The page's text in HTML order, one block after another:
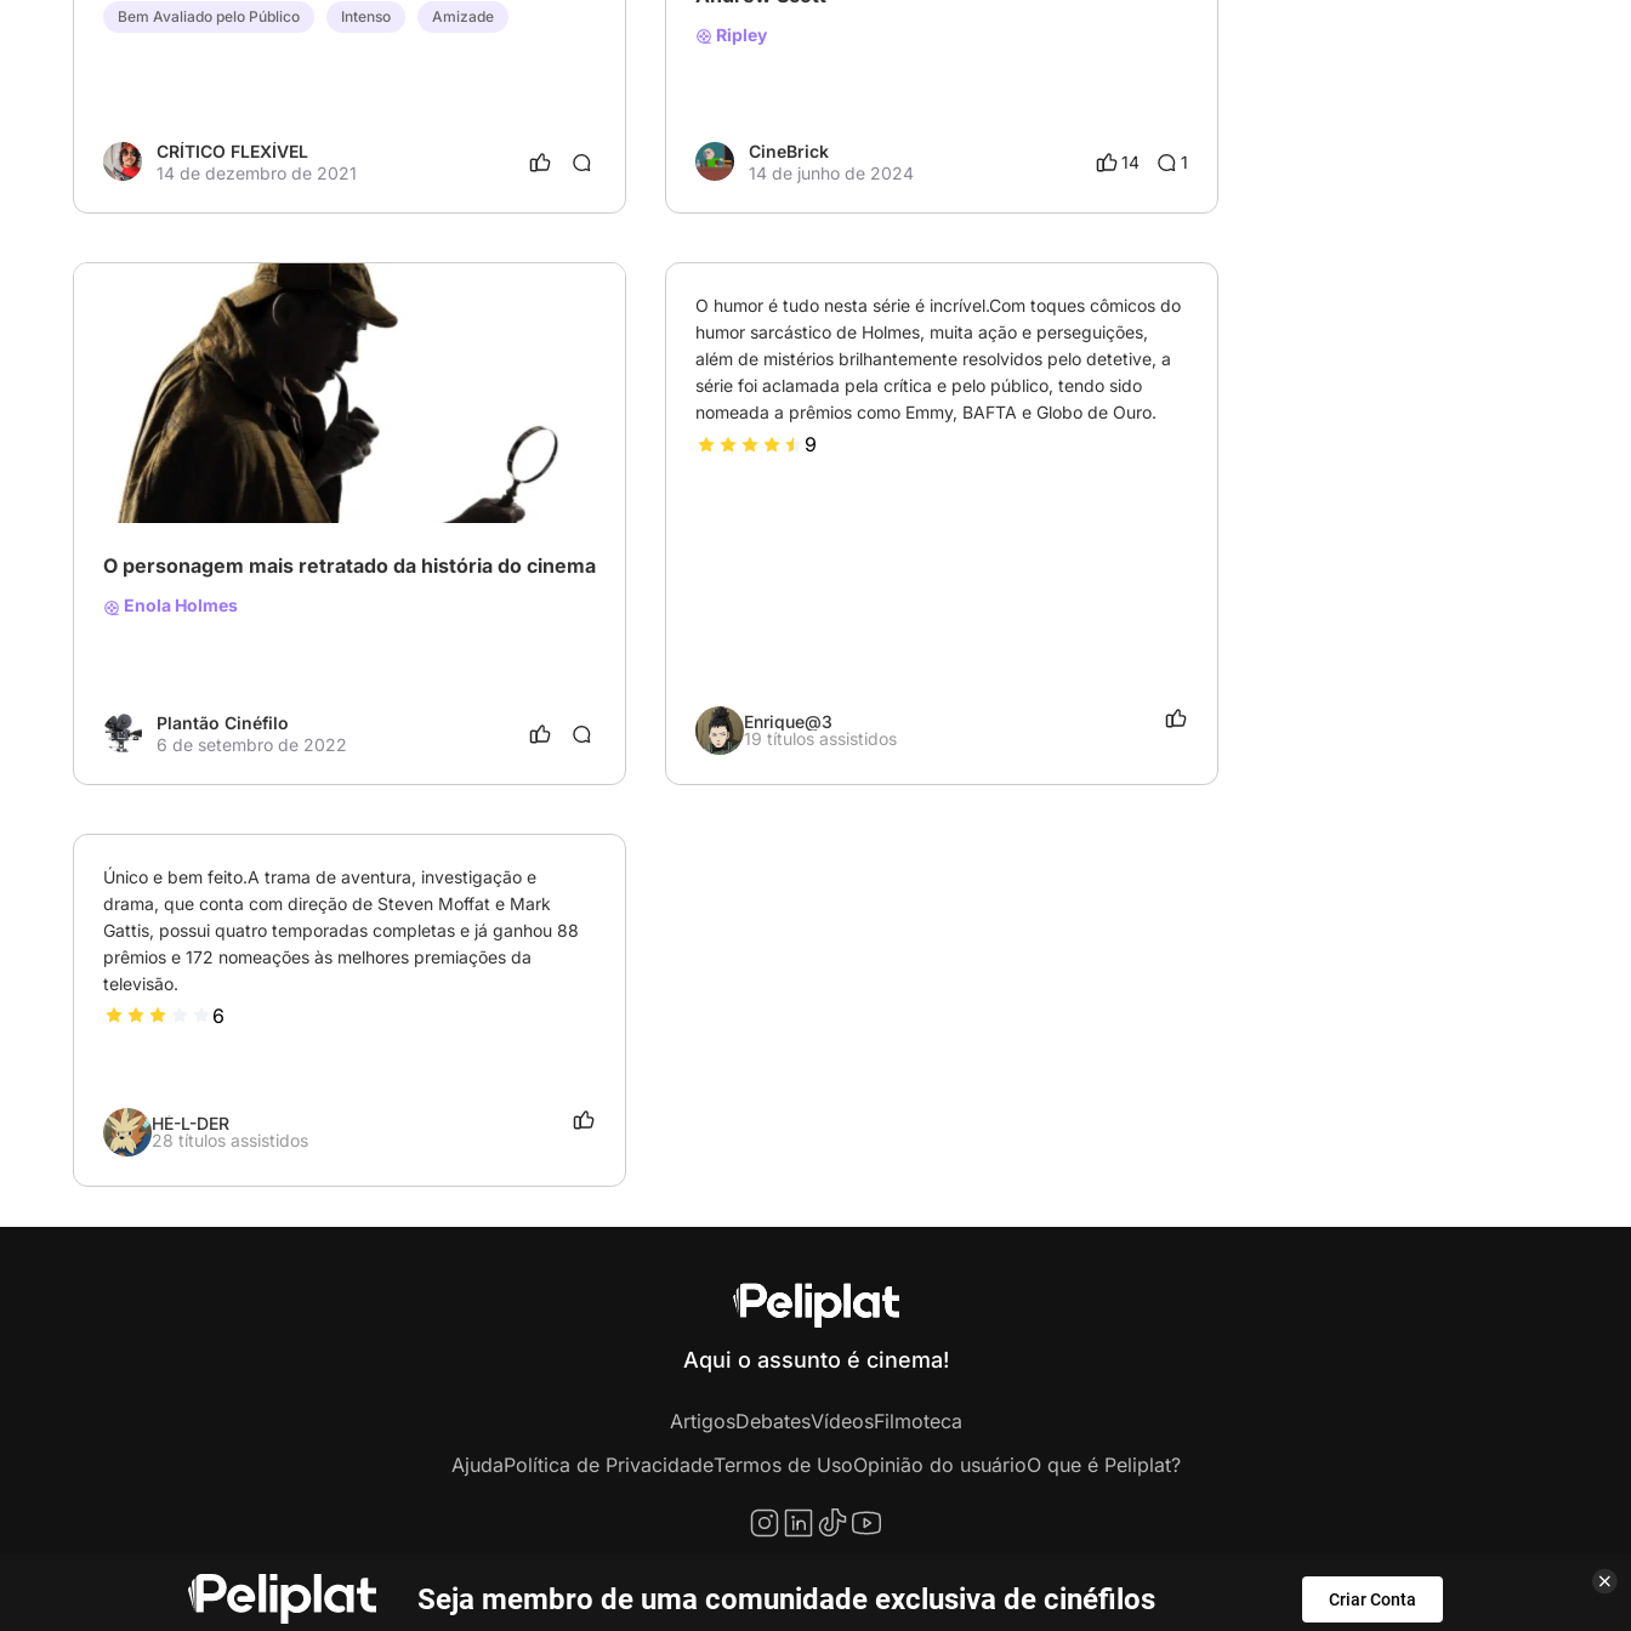
Bem Avaliado pelo Público Intenso Amizade
CRÍTICO FLEXÍVEL
14 de dezembro de 2021
Ripley
CineBrick
14 de junho de 2024
14 1
# Thriller
O personagem mais retratado da história do cinema
Enola Holmes
Plantão Cinéfilo
6 de setembro de 2022
O humor é tudo nesta série é incrível.Com toques cômicos do
humor sarcástico de Holmes, muita ação e perseguições,
além de mistérios brilhantemente resolvidos pelo detetive, a
série foi aclamada pela crítica e pelo público, tendo sido
nomeada a prêmios como Emmy, BAFTA e Globo de Ouro.
9
Enrique@3
19 títulos assistidos
Único e bem feito.A trama de aventura, investigação e
drama, que conta com direção de Steven Moffat e Mark
Gattis, possui quatro temporadas completas e já ganhou 88
prêmios e 172 nomeações às melhores premiações da
televisão.
6
HÉ-L-DER
28 títulos assistidos
Seja membro de uma comunidade exclusiva de cinéfilos Criar Conta
Aqui o assunto é cinema!
ArtigosDebatesVídeosFilmoteca
AjudaPolítica de PrivacidadeTermos de UsoOpinião do usuárioO que é Peliplat?